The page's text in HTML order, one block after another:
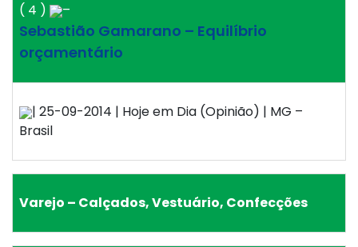
( 4 ) –
Sebastião Gamarano – Equilíbrio
orçamentário
| 25-09-2014 | Hoje em Dia (Opinião) | MG –
Brasil
Varejo – Calçados, Vestuário, Confecções